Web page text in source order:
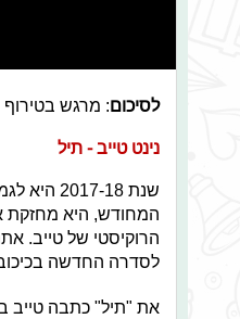
לסיכום: מרגש
נינט טייב - תיל
שנת
המחודש, היא מחזקת
הרוקיסטי של טייב.
לסדרה החדשה
את "תיל" כתבה טייב